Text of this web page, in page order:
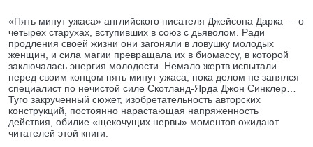
«Пять минут ужаса» английского писателя Джейсона Дарка — о
четырех старухах, вступивших в союз с дьяволом. Ради
продления своей жизни они загоняли в ловушку молодых
женщин, и сила магии превращала их в биомассу, в которой
заключалась энергия молодости. Немало жертв испытали
перед своим концом пять минут ужаса, пока делом не занялся
специалист по нечистой силе Скотланд-Ярда Джон Синклер…
Туго закрученный сюжет, изобретательность авторских
конструкций, постоянно нарастающая напряженность
действия, обилие «щекочущих нервы» моментов ожидают
читателей этой книги.